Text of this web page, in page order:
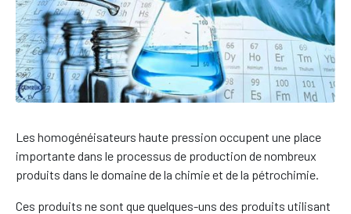
Les homogénéisateurs haute pression occupent une place
importante dans le processus de production de nombreux
produits dans le domaine de la chimie et de la pétrochimie.
Ces produits ne sont que quelques-uns des produits utilisant